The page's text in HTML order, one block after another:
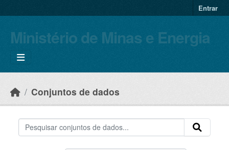
Entrar
Ministério de Minas e Energia
Conjuntos de dados